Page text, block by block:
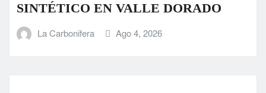
SINTÉTICO EN VALLE DORADO
La Carbonifera Ago 4, 2026